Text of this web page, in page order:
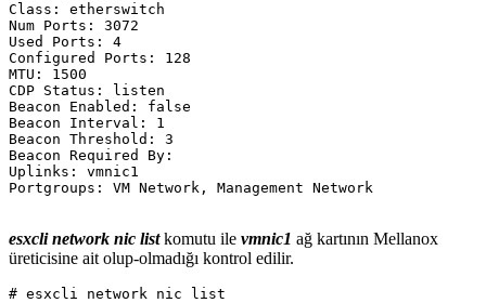
Class: etherswitch
Num Ports: 3072
Used Ports: 4
Configured Ports: 128
MTU: 1500
CDP Status: listen
Beacon Enabled: false
Beacon Interval: 1
Beacon Threshold: 3
Beacon Required By:
Uplinks: vmnic1
Portgroups: VM Network, Management Network
esxcli network nic listkomutu ile vmnic1 ağ kartının Mellanox
üreticisine ait olup-olmadığı kontrol edilir.
# esxcli network nic list